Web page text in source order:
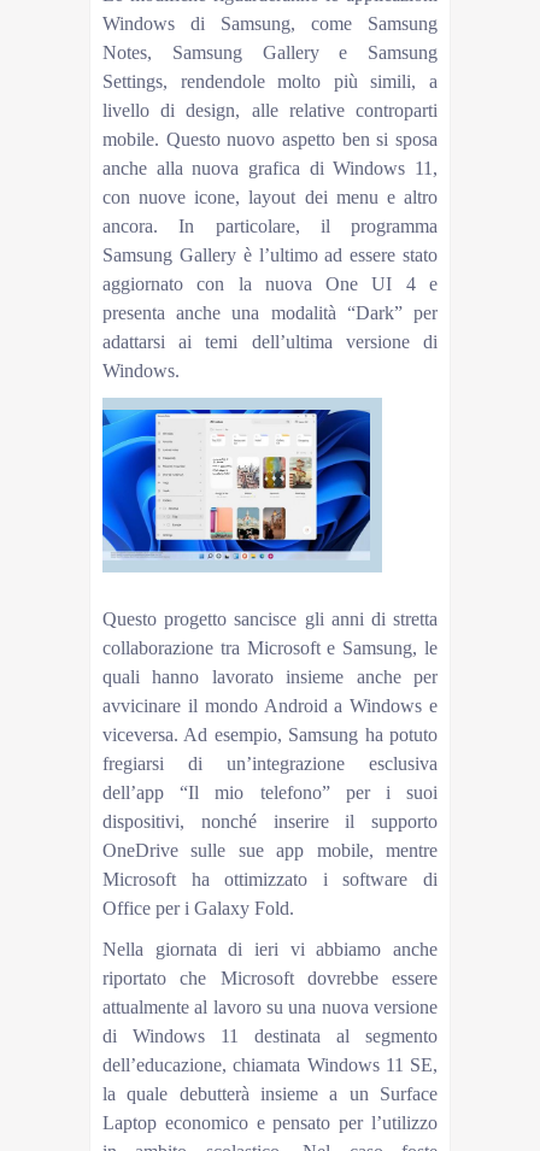
Windows di Samsung, come Samsung
Notes, Samsung Gallery e Samsung
Settings, rendendole molto più simili, a
livello di design, alle relative controparti
mobile. Questo nuovo aspetto ben si sposa
anche alla nuova grafica di Windows 11,
con nuove icone, layout dei menu e altro
ancora. In particolare, il programma
Samsung Gallery è l’ultimo ad essere stato
aggiornato con la nuova One UI 4 e
presenta anche una modalità “Dark” per
adattarsi ai temi dell’ultima versione di
Windows.
Questo progetto sancisce gli anni di stretta
collaborazione tra Microsoft e Samsung, le
quali hanno lavorato insieme anche per
avvicinare il mondo Android a Windows e
viceversa. Ad esempio, Samsung ha potuto
fregiarsi di un’integrazione esclusiva
dell’app “Il mio telefono” per i suoi
dispositivi, nonché inserire il supporto
OneDrive sulle sue app mobile, mentre
Microsoft ha ottimizzato i software di
Office per i Galaxy Fold.
Nella giornata di ieri vi abbiamo anche
riportato che Microsoft dovrebbe essere
attualmente al lavoro su una nuova versione
di Windows 11 destinata al segmento
dell’educazione, chiamata Windows 11 SE,
la quale debutterà insieme a un Surface
Laptop economico e pensato per l’utilizzo